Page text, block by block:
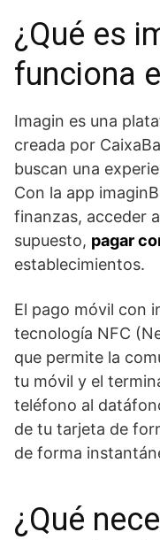
¿Qué es
funciona
Imagin es una
creada por
buscan una
Con la app
finanzas, acceder
supuesto, pagar
establecimientos.
El pago móvil con
tecnología NFC
que permite la
tu móvil y el
teléfono al
de tu tarjeta de
de forma
¿Qué